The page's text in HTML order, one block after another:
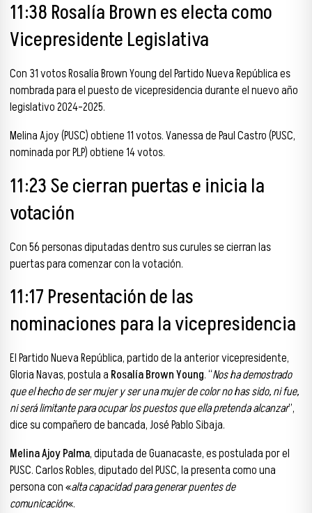
11:38 Rosalía Brown es electa como
Vicepresidente Legislativa
Con 31 votos Rosalía Brown Young del Partido Nueva República es
nombrada para el puesto de vicepresidencia durante el nuevo año
legislativo 2024-2025.
Melina Ajoy (PUSC) obtiene 11 votos. Vanessa de Paul Castro (PUSC,
nominada por PLP) obtiene 14 votos.
11:23 Se cierran puertas e inicia la
votación
Con 56 personas diputadas dentro sus curules se cierran las
puertas para comenzar con la votación.
11:17 Presentación de las
nominaciones para la vicepresidencia
El Partido Nueva República, partido de la anterior vicepresidente,
Gloria Navas, postula a Rosalía Brown Young. “Nos ha demostrado
que el hecho de ser mujer y ser una mujer de color no has sido, ni fue,
ni será limitante para ocupar los puestos que ella pretenda alcanzar”,
dice su compañero de bancada, José Pablo Sibaja.
Melina Ajoy Palma, diputada de Guanacaste, es postulada por el
PUSC. Carlos Robles, diputado del PUSC, la presenta como una
persona con «alta capacidad para generar puentes de
comunicación«.